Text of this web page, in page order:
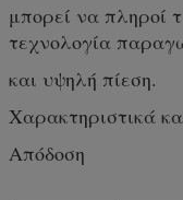
μπορεί να πληροί
τεχνολογία
και υψηλή πίεση.
Χαρακτηριστικά
Απόδοση